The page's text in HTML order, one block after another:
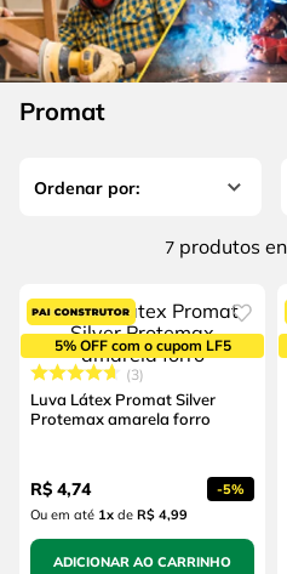
Promat
7 produtos
5% OFF com o cupom LF5
3
Luva Látex Promat Silver
Protemax amarela forro
R$ 4,74 -5%
Ou em até 1xde R$ 4,99
ADICIONAR AO CARRINHO
6º serra copo
7º luva
8º fio
chave impacto
4 º escada
5º serra circular
º serra copo
fio
lavadora alta pressão